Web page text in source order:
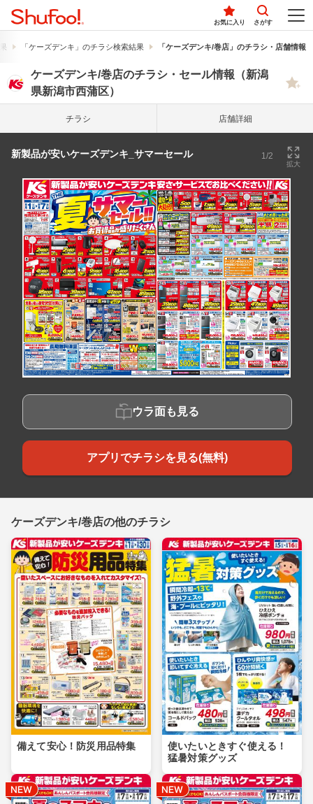
お気に入り さがす
「ケーズデンキ」のチラシ検索結果 「ケーズデンキ/巻店」のチラシ・店舗情報
ケーズデンキ/巻店のチラシ・セール情報（新潟
県新潟市西蒲区）
チラシ 店舗詳細
新製品が安いケーズデンキ_サマーセール 1/2
拡大
ウラ面も見る
アプリでチラシを見る(無料)
ケーズデンキ/巻店の他のチラシ
備えて安心！防災用品特集
使いたいときすぐ使える！
猛暑対策グッズ